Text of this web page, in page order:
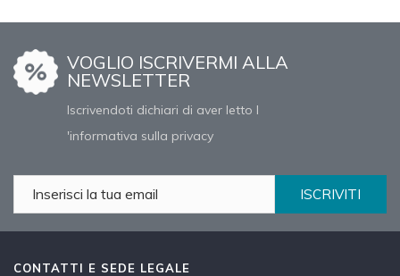
VOGLIO ISCRIVERMI ALLA
NEWSLETTER
Iscrivendoti dichiari di aver letto l
'informativa sulla privacy
ISCRIVITI
CONTATTI E SEDE LEGALE